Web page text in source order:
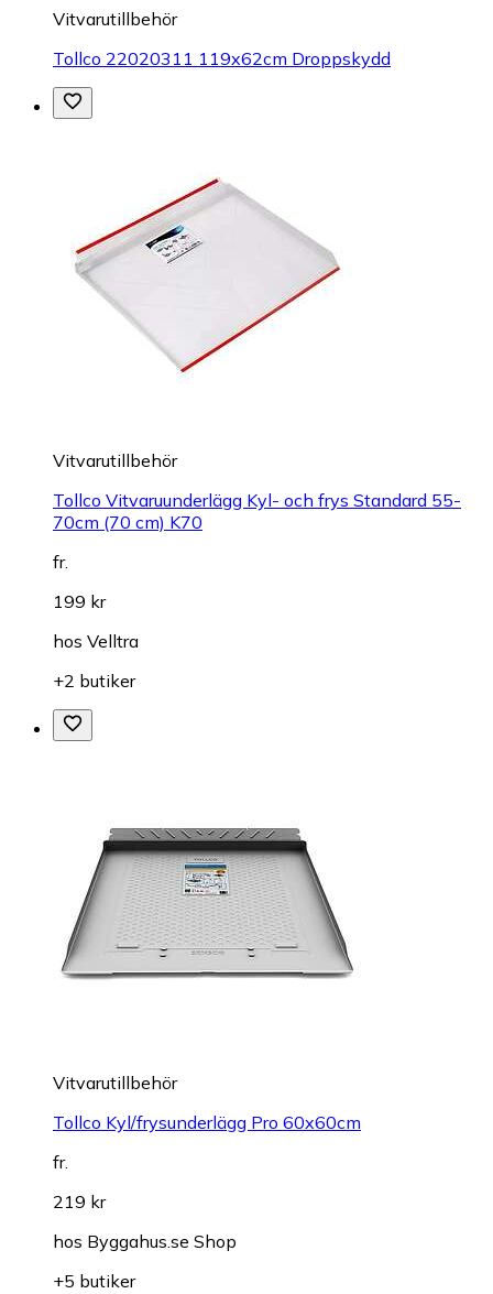
Vitvarutillbehör
Tollco 22020311 119x62cm Droppskydd
Vitvarutillbehör
Tollco Vitvaruunderlägg Kyl- och frys Standard 55-
70cm (70 cm) K70
fr.
199 kr
hos Velltra
+2 butiker
Vitvarutillbehör
Tollco Kyl/frysunderlägg Pro 60x60cm
fr.
219 kr
hos Byggahus.se Shop
+5 butiker